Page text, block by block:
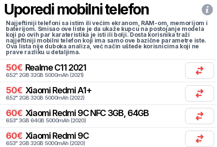
Uporedi mobilni telefon
Najjeftiniji telefoni sa istim ili većim ekranom, RAM-om, memorijom i
baterijom. Smisao ove liste je da ukaže kupcu na postojanje modela
koji po ovih par karateristika je isti ili bolji. Dosta korisnika traži
najjeftiniji mobilni telefon koji ima samo ove bazične parametre iste.
Ova lista nije duboka analiza, već način uštede korisnicima koji ne
prave razliku u detaljima.
50€ Realme C11 2021
6.52" 2GB 32GB 5000mAh (2021)
50€ Xiaomi Redmi A1+
6.52" 2GB 32GB 5000mAh (2022)
60€ Xiaomi Redmi 9C NFC 3GB, 64GB
6.53" 3GB 64GB 5000mAh (2020)
60€ Xiaomi Redmi 9C
6.53" 2GB 32GB 5000mAh (2020)